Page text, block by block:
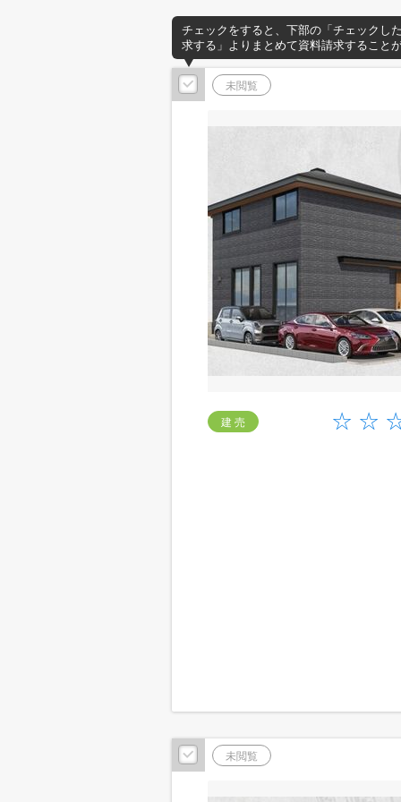
チェックをすると、下部の「チェックし
求する」よりまとめて資料請求すること
未閲覧
建 売
未閲覧